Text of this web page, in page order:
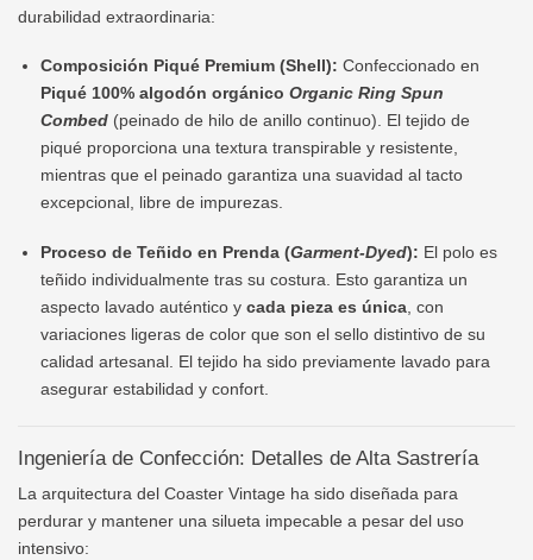
durabilidad extraordinaria:
Composición Piqué Premium (Shell): Confeccionado en
Piqué 100% algodón orgánico Organic Ring Spun
Combed(peinado de hilo de anillo continuo). El tejido de
piqué proporciona una textura transpirable y resistente,
mientras que el peinado garantiza una suavidad al tacto
excepcional, libre de impurezas.
Proceso de Teñido en Prenda (Garment-Dyed): El polo es
teñido individualmente tras su costura. Esto garantiza un
aspecto lavado auténtico y cada pieza es única, con
variaciones ligeras de color que son el sello distintivo de su
calidad artesanal. El tejido ha sido previamente lavado para
asegurar estabilidad y confort.
Ingeniería de Confección: Detalles de Alta Sastrería
La arquitectura del Coaster Vintage ha sido diseñada para
perdurar y mantener una silueta impecable a pesar del uso
intensivo: